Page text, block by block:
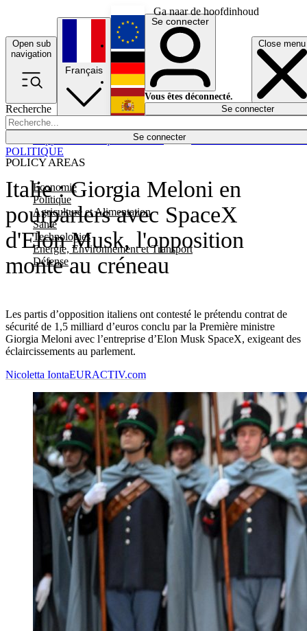
Ga naar de hoofdinhoud
Open sub
navigation
Close menu
Recherche
Se connecter
POLICY AREAS
Economie
Politique
Agriculture et Alimentation
Santé
Technologies
Energie, Environnement et Transport
Défense
Économie
Français
English
Deutsch
Español
Se connecter
Vous êtes déconnecté.
Se connecter
Italie : Giorgia Meloni en
pourparlers avec SpaceX
d'Elon Musk, l'opposition
monte au créneau
Les partis d’opposition italiens ont contesté le prétendu contrat de
sécurité de 1,5 milliard d’euros conclu par la Première ministre
Giorgia Meloni avec l’entreprise d’Elon Musk SpaceX, exigeant des
éclaircissements au parlement.
POLITIQUE
Nicoletta IontaEURACTIV.com